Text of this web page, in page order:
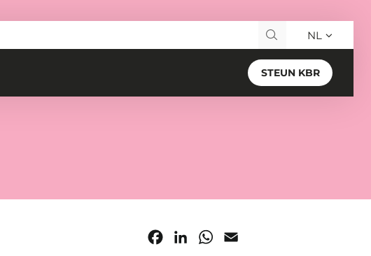
Search for: NL
STEUN KBR
FacebookLinkedInWhatsApp